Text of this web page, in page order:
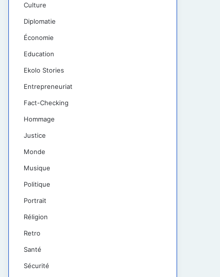
Culture
Diplomatie
Économie
Education
Ekolo Stories
Entrepreneuriat
Fact-Checking
Hommage
Justice
Monde
Musique
Politique
Portrait
Réligion
Retro
Santé
Sécurité